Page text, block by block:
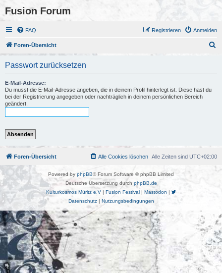
Fusion Forum
FAQ Anmelden
Registrieren
Foren-Übersicht
Passwort zurücksetzen
E-Mail-Adresse:
Du musst die E-Mail-Adresse angeben, die in deinem Profil hinterlegt ist. Diese hast du
bei der Registrierung angegeben oder nachträglich in deinem persönlichen Bereich
geändert.
Foren-Übersicht Alle Zeiten sind UTC+02:00
Alle Cookies löschen
Powered by phpBB® Forum Software © phpBB Limited
Deutsche Übersetzung durch phpBB.de
Kulturkosmos Müritz e.V | Fusion Festival | Mastodon |
Datenschutz| Nutzungsbedingungen